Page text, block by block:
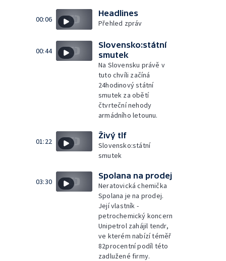
00:06
Headlines
Přehled zpráv
00:44
Slovensko:státní
smutek
Na Slovensku právě v
tuto chvíli začíná
24hodinový státní
smutek za obětí
čtvrteční nehody
armádního letounu.
01:22
Živý tlf
Slovensko:státní
smutek
03:30
Spolana na prodej
Neratovická chemička
Spolana je na prodej.
Její vlastník -
petrochemický koncern
Unipetrol zahájil tendr,
ve kterém nabízí téměř
82procentní podíl této
zadlužené firmy.